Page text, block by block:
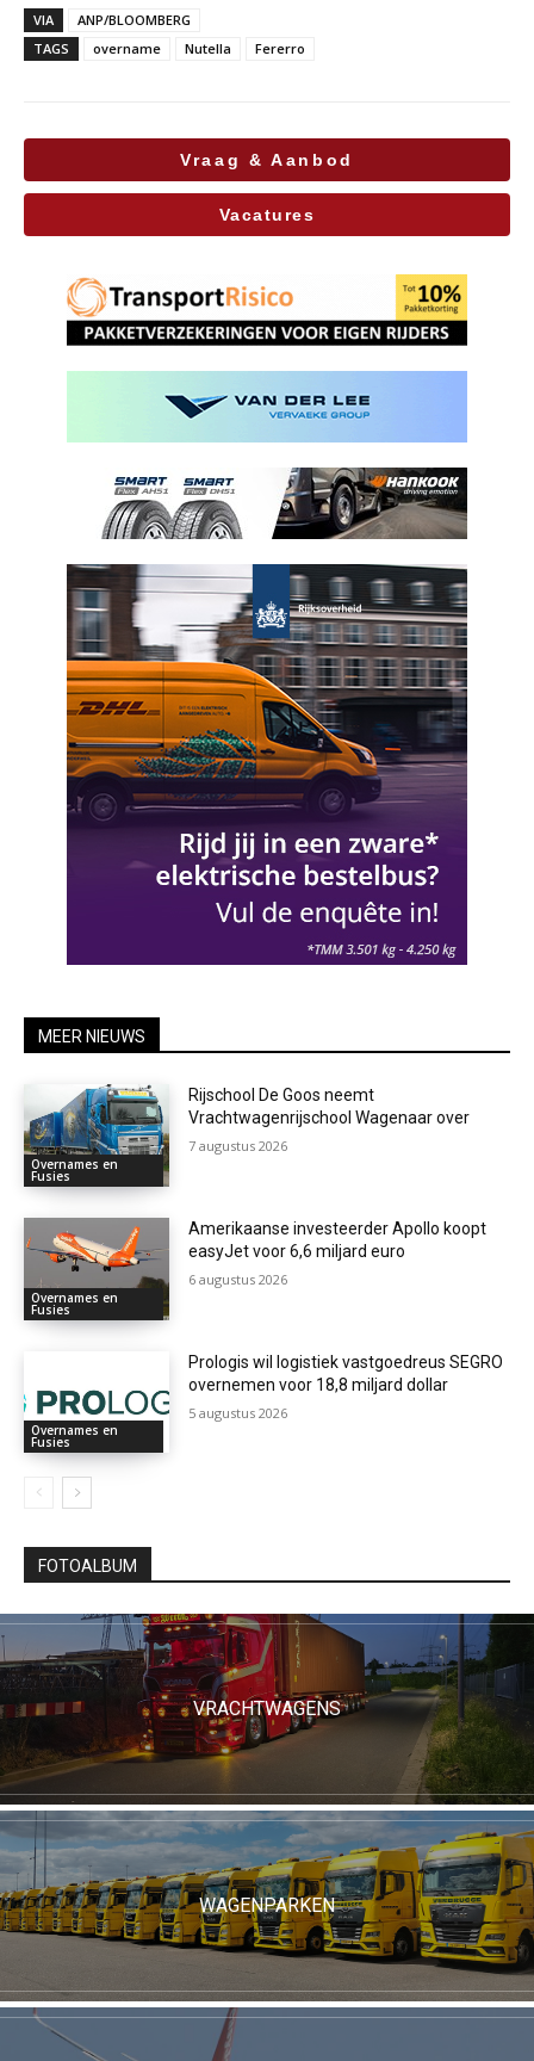
VIA
ANP/BLOOMBERG
TAGS
overname Nutella Fererro
Vraag & Aanbod
Vacatures
MEER NIEUWS
Overnames en
Fusies
Rijschool De Goos neemt
Vrachtwagenrijschool Wagenaar over
7 augustus 2026
Overnames en
Fusies
Amerikaanse investeerder Apollo koopt
easyJet voor 6,6 miljard euro
6 augustus 2026
Overnames en
Fusies
Prologis wil logistiek vastgoedreus SEGRO
overnemen voor 18,8 miljard dollar
5 augustus 2026
FOTOALBUM
VRACHTWAGENS
WAGENPARKEN